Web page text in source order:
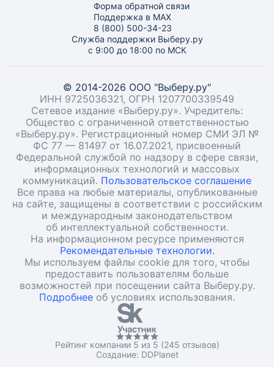
Форма обратной связи
Поддержка в MAX
8 (800) 500-34-23
Служба поддержки Выберу.ру
с 9:00 до 18:00 по МСК
© 2014-2026 ООО "Выберу.ру"
ИНН 9725036321, ОГРН 1207700339549
Сетевое издание «Выберу.ру». Учредитель:
Общество с ограниченной ответственностью
«Выберу.ру». Регистрационный номер СМИ ЭЛ №
ФС 77 — 81497 от 16.07.2021, присвоенный
Федеральной службой по надзору в сфере связи,
информационных технологий и массовых
коммуникаций. Пользовательское соглашение
Все права на любые материалы, опубликованные
на сайте, защищены в соответствии с российским
и международным законодательством
об интеллектуальной собственности.
На информационном ресурсе применяются
Рекомендательные технологии.
Мы используем файлы cookie для того, чтобы
предоставить пользователям больше
возможностей при посещении сайта Выберу.ру.
Подробнее об условиях использования.
Рейтинг компании 5 из 5 (245 отзывов)
Создание: DDPlanet